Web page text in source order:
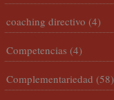
coaching directivo (4)
Competencias (4)
Complementariedad (58)